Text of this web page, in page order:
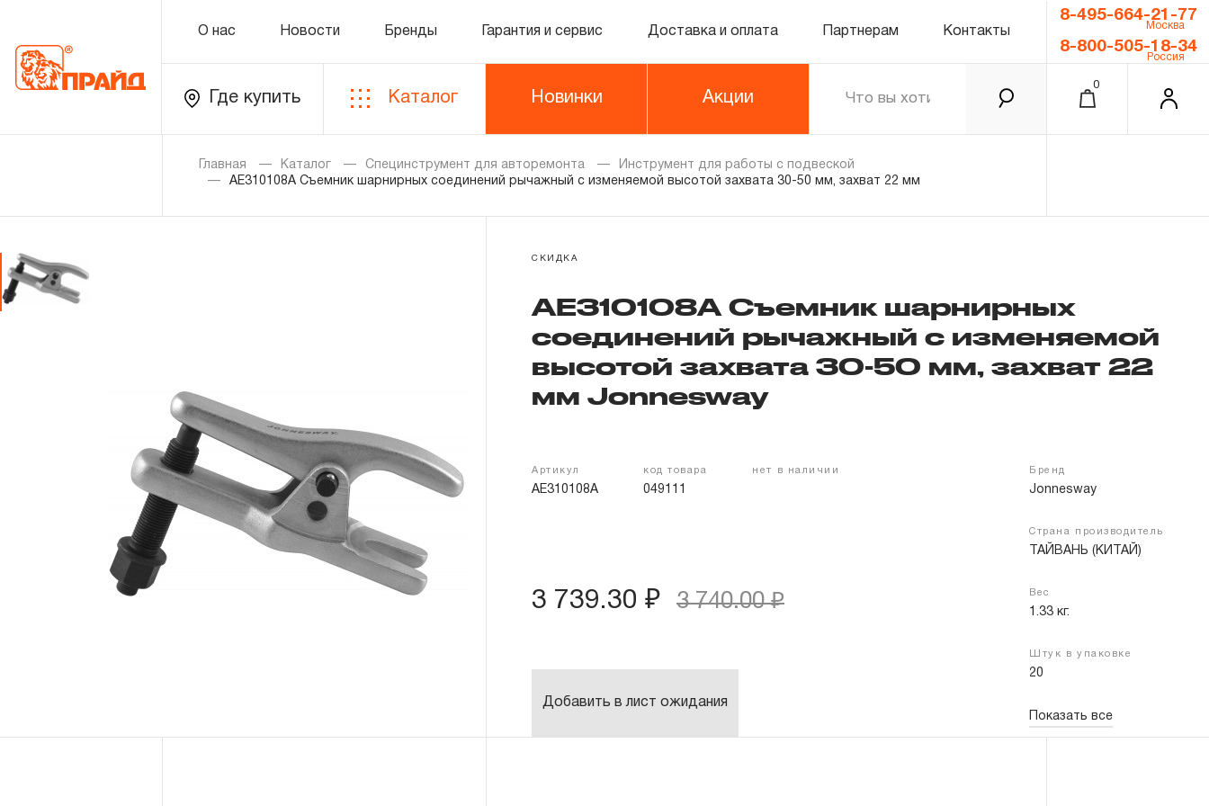
О нас Новости Бренды Гарантия и сервис Доставка и оплата Партнерам Контакты
8-495-664-21-77
Москва
8-800-505-18-34
Россия
Где купить Каталог Новинки Акции
0
Каталог
Золотая лихорадка
О нас
Новости
Бренды
Гарантия и сервис
Доставка и оплата
Итого 0.00 ₽
Забыли пароль?
Регистрация
Главная Каталог Специнструмент для авторемонта
Инструмент для работы с подвеской
AE310108A Съемник шарнирных соединений рычажный с изменяемой высотой захвата 30-50 мм, захват 22 мм
СКИДКА
AE310108A Съемник шарнирных
соединений рычажный с изменяемой
высотой захвата 30-50 мм, захват 22
мм Jonnesway
Артикул
AE310108A
код товара
049111
нет в наличии Бренд
Jonnesway
Страна производитель
ТАЙВАНЬ (КИТАЙ)
Вес
1.33 кг.
Штук в упаковке
20
Показать все
3 739.30 ₽ 3 740.00 ₽
Добавить в лист ожидания